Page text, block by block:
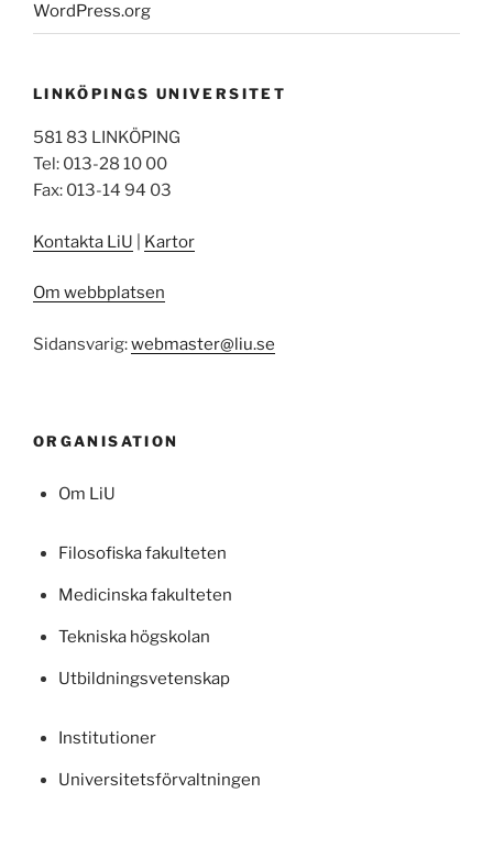
WordPress.org
LINKÖPINGS UNIVERSITET
581 83 LINKÖPING
Tel: 013-28 10 00
Fax: 013-14 94 03
Kontakta LiU Kartor
Om webbplatsen
Sidansvarig:webmaster@liu.se
ORGANISATION
Om LiU
Filosofiska fakulteten
Medicinska fakulteten
Tekniska högskolan
Utbildningsvetenskap
Institutioner
Universitetsförvaltningen